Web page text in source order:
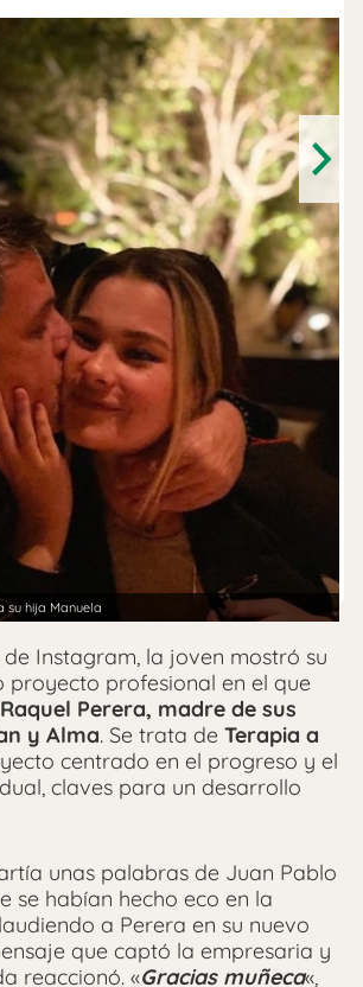
su hija Manuela
Next
de Instagram, la joven mostró su
proyecto profesional en el que
Raquel Perera, madre de sus
y Alma. Se trata de Terapia a
centrado en el progreso y el
claves para un desarrollo
unas palabras de Juan Pablo
se habían hecho eco en la
a Perera en su nuevo
que captó la empresaria y
reaccionó. «Gracias muñeca«,